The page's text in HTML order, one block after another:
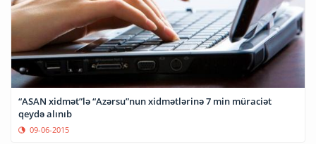
“ASAN xidmət”lə “Azərsu”nun xidmətlərinə 7 min müraciət
qeydə alınıb
09-06-2015